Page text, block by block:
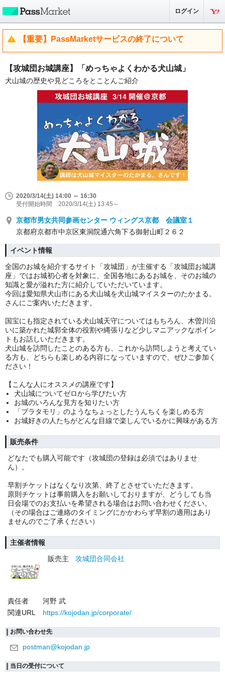
ログイン
【重要】PassMarketサービスの終了について
【攻城団お城講座】「めっちゃよくわかる犬山城」
犬山城の歴史や見どころをとことんご紹介
2020/3/14(土) 14:00 ～ 16:30
受付開始時間 2020/3/14(土) 13:45～
京都市男女共同参画センター ウィングス京都 会議室１
京都府京都市中京区東洞院通六角下る御射山町２６２
イベント情報
全国のお城を紹介するサイト「攻城団」が主催する「攻城団お城講
座」ではお城初心者を対象に、全国各地にあるお城を、そのお城の
知識と愛が溢れた方に紹介していただいています。
今回は愛知県犬山市にある犬山城を犬山城マイスターのたかまる。
さんにご案内いただきます。
国宝にも指定されている犬山城天守についてはもちろん、木曽川沿
いに築かれた城郭全体の役割や縄張りなど少しマニアックなポイン
トもお話しいただきます。
犬山城を訪問したことのある方も、これから訪問しようと考えてい
る方も、どちらも楽しめる内容になっていますので、ぜひご参加く
ださい！
【こんな人にオススメの講座です】
犬山城についてゼロから学びたい方
お城のいろんな見方を知りたい方
「ブラタモリ」のようなちょっとしたうんちくを楽しめる方
お城好きの人たちがどんな目線で楽しんでいるかに興味がある方
販売条件
どなたでも購入可能です（攻城団の登録は必須ではありませ
ん）。
早割チケットはなくなり次第、終了とさせていただきます。
原則チケットは事前購入をお願いしておりますが、どうしても当
日会場でのお支払いを希望される場合はお問い合わせください。
（その場合はご連絡のタイミングにかかわらず早割の適用はあり
ませんのでご了承ください）
主催者情報
販売主
攻城団合同会社
責任者
河野 武
関連URL
https://kojodan.jp/corporate/
お問い合わせ先
postman@kojodan.jp
当日の受付について